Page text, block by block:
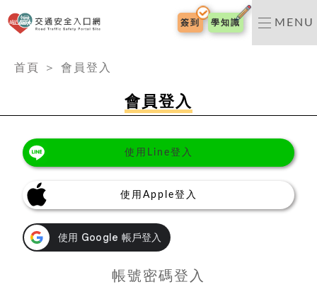
交通安全入口網
簽到 學知識 MENU
首頁
＞ 會員登入
會員登入
使用Line登入
使用Apple登入
帳號密碼登入